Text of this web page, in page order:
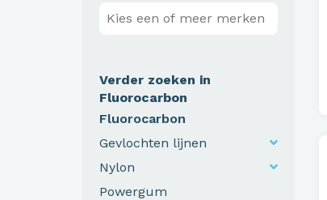
Verder zoeken in
Fluorocarbon
Fluorocarbon
Gevlochten lijnen
Nylon
Powergum